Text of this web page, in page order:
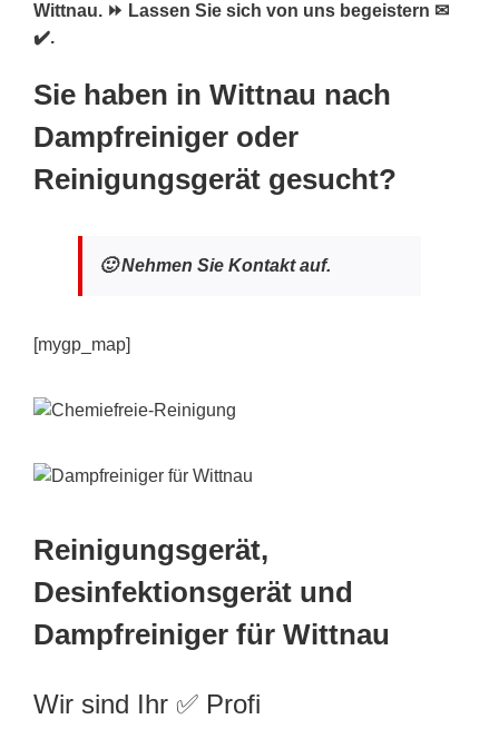
Wittnau. ⏩ Lassen Sie sich von uns begeistern ✉
✔️.
Sie haben in Wittnau nach
Dampfreiniger oder
Reinigungsgerät gesucht?
🙂 Nehmen Sie Kontakt auf.
[mygp_map]
Reinigungsgerät,
Desinfektionsgerät und
Dampfreiniger für Wittnau
Wir sind Ihr ✅ Profi